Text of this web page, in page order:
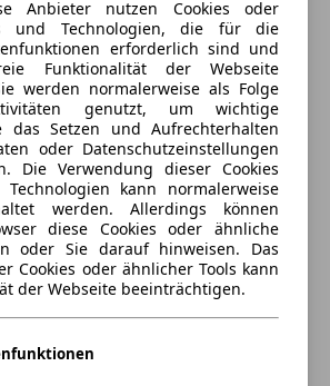
Anbieter nutzen Cookies oder
und Technologien, die für die
erforderlich sind und
Funktionalität der Webseite
werden normalerweise als Folge
genutzt, um wichtige
das Setzen und Aufrechterhalten
oder Datenschutzeinstellungen
Die Verwendung dieser Cookies
kann normalerweise
werden. Allerdings können
diese Cookies oder ähnliche
oder Sie darauf hinweisen. Das
Cookies oder ähnlicher Tools kann
der Webseite beeinträchtigen.